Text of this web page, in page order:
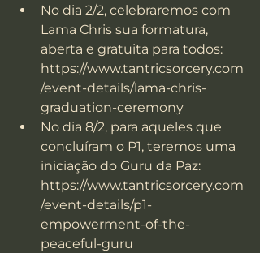
No dia 2/2, celebraremos com
Lama Chris sua formatura,
aberta e gratuita para todos:
https://www.tantricsorcery.com
/event-details/lama-chris-
graduation-ceremony
No dia 8/2, para aqueles que
concluíram o P1, teremos uma
iniciação do Guru da Paz:
https://www.tantricsorcery.com
/event-details/p1-
empowerment-of-the-
peaceful-guru